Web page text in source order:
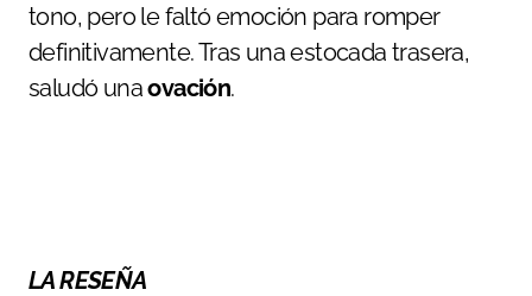
tono, pero le faltó emoción para romper
definitivamente. Tras una estocada trasera,
saludó unaovación.
LA RESEÑA